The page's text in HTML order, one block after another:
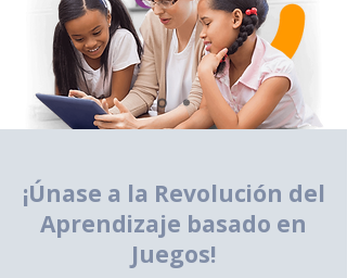
¡Únase a la Revolución del
Aprendizaje basado en
Juegos!